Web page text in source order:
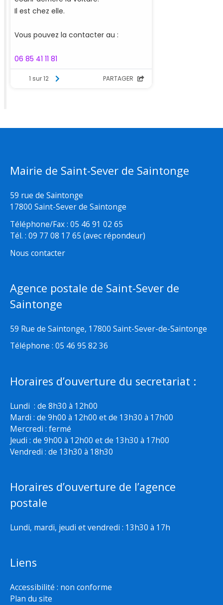
Mairie de Saint-Sever de Saintonge
59 rue de Saintonge
17800 Saint-Sever de Saintonge
Téléphone/Fax : 05 46 91 02 65
Tél. : 09 77 08 17 65 (avec répondeur)
Nous contacter
Agence postale de Saint-Sever de
Saintonge
59 Rue de Saintonge, 17800 Saint-Sever-de-Saintonge
Téléphone : 05 46 95 82 36
Horaires d’ouverture du secretariat :
Lundi : de 8h30 à 12h00
Mardi : de 9h00 à 12h00 et de 13h30 à 17h00
Mercredi : fermé
Jeudi : de 9h00 à 12h00 et de 13h30 à 17h00
Vendredi : de 13h30 à 18h30
Horaires d’ouverture de l’agence
postale
Lundi, mardi, jeudi et vendredi : 13h30 à 17h
Liens
Accessibilité : non conforme
Plan du site